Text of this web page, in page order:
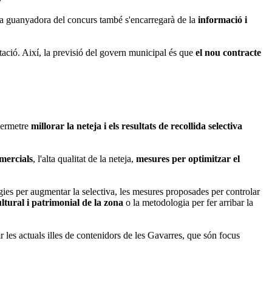
del concurs també s'encarregarà de la informació i
Així, la previsió del govern municipal és que el nou contracte
millorar la neteja i els resultats de recollida selectiva
, l'alta qualitat de la neteja, mesures per optimitzar el
per augmentar la selectiva, les mesures proposades per controlar
i patrimonial de la zona o la metodologia per fer arribar la
actuals illes de contenidors de les Gavarres, que són focus